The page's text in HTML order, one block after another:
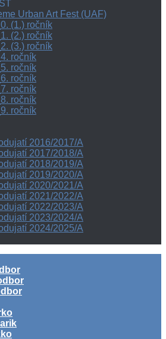
Urban Art Fest (UAF)
(1.) ročník
(2.) ročník
(3.) ročník
ročník
ročník
ročník
ročník
ročník
ročník
2016/2017/A
2017/2018/A
2018/2019/A
2019/2020/A
2020/2021/A
2021/2022/A
2022/2023/A
2023/2024/A
2024/2025/A